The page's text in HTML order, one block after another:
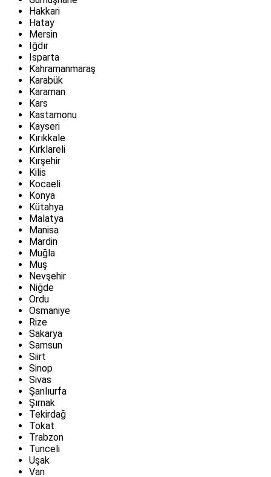
Hakkari
Hatay
Mersin
Iğdır
Isparta
Kahramanmaraş
Karabük
Karaman
Kars
Kastamonu
Kayseri
Kırıkkale
Kırklareli
Kırşehir
Kilis
Kocaeli
Konya
Kütahya
Malatya
Manisa
Mardin
Muğla
Muş
Nevşehir
Niğde
Ordu
Osmaniye
Rize
Sakarya
Samsun
Siirt
Sinop
Sivas
Şanlıurfa
Şırnak
Tekirdağ
Tokat
Trabzon
Tunceli
Uşak
Van